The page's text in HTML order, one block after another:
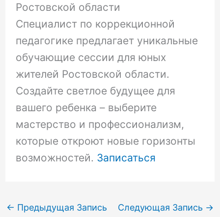
Ростовской области
Специалист по коррекционной
педагогике предлагает уникальные
обучающие сессии для юных
жителей Ростовской области.
Создайте светлое будущее для
вашего ребенка – выберите
мастерство и профессионализм,
которые откроют новые горизонты
возможностей. Записаться
← Предыдущая Запись Следующая Запись →